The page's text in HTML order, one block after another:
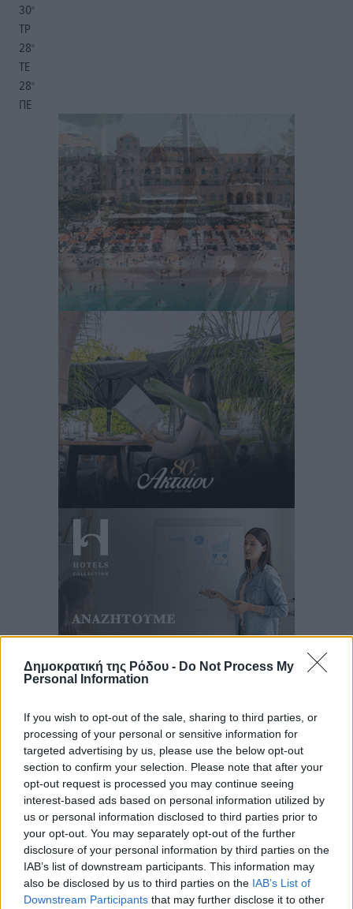
Δημοκρατική της Ρόδου - Do Not Process My
Personal Information
If you wish to opt-out of the sale, sharing to third parties, or
processing of your personal or sensitive information for
targeted advertising by us, please use the below opt-out
section to confirm your selection. Please note that after your
opt-out request is processed you may continue seeing
interest-based ads based on personal information utilized by
us or personal information disclosed to third parties prior to
your opt-out. You may separately opt-out of the further
disclosure of your personal information by third parties on the
IAB’s list of downstream participants. This information may
also be disclosed by us to third parties on the IAB’s List of
Downstream Participants that may further disclose it to other
30°
ΤΡ
28°
ΤΕ
28°
ΠΕ
Ροή ειδήσεων
Καιρός «hot – dry – windy» τις επόμενες 48 ώρες στη
χώρα
Ειδήσεις• πριν 4 ώρες
Δύο σχολεία της Λέρου αλλάζουν όψη με δωρεά
αγάπης για τα παιδιά
Τοπικές Ειδήσεις• πριν 4 ώρες